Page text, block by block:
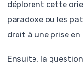
déplorent cette
paradoxe où les
droit à une prise
Ensuite, la